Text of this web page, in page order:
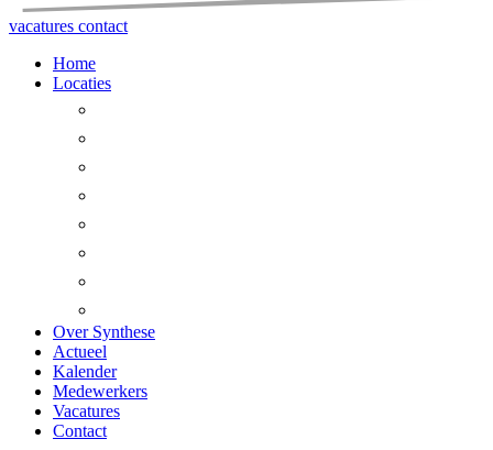
vacatures contact
Home
Locaties
Over Synthese
Actueel
Kalender
Medewerkers
Vacatures
Contact